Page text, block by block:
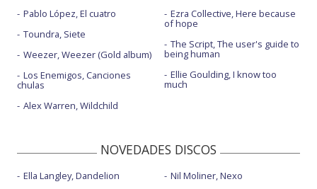
Pablo López, El cuatro
Toundra, Siete
Weezer, Weezer (Gold album)
Los Enemigos, Canciones
chulas
Alex Warren, Wildchild
Ezra Collective, Here because
of hope
The Script, The user's guide to
being human
Ellie Goulding, I know too
much
NOVEDADES DISCOS
Ella Langley, Dandelion
Nil Moliner, Nexo